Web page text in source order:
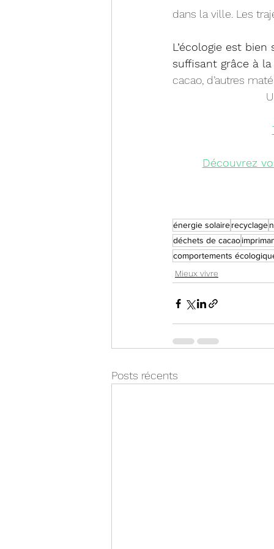
dans la ville. Les
L’écologie est
suffisant grâce à la
cacao, d’autres
Découvrez
énergie solairerecyclage
déchets de cacao
comportements
Mieux vivre
Posts récents